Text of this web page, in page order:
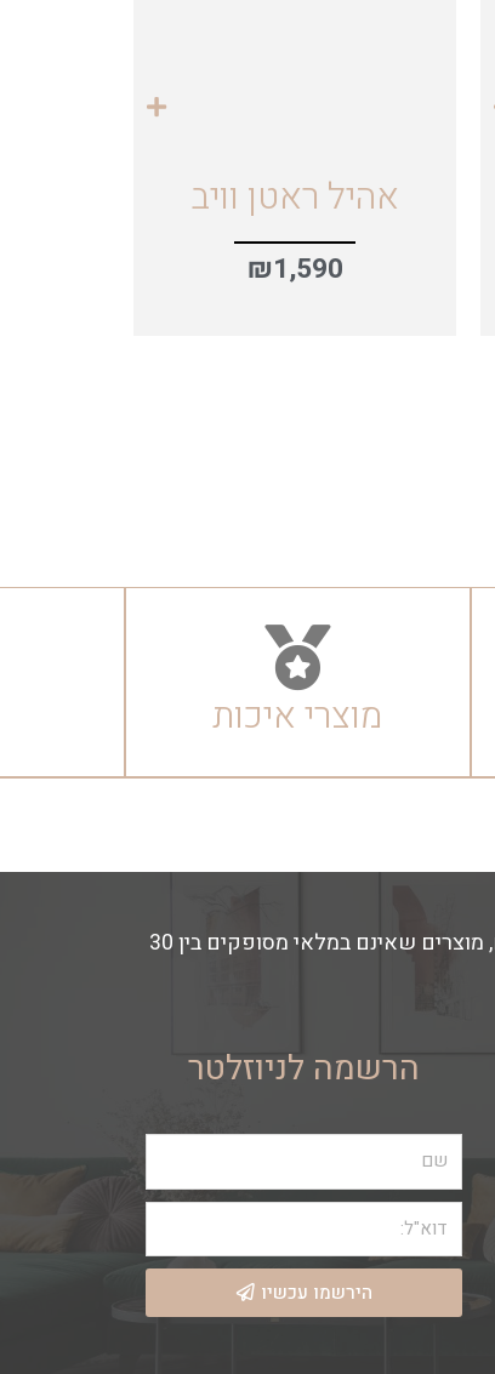
אהיל ראטן וויב
₪1,590
מוצרי איכות
זמני האספקה משתנים בהתאם למלאי החנות- מוצרים הקיימים במלאי מסופקים באספקה מהירה עד 14 ימי עסקים, מוצרים שאינם במלאי מסופקים בין 30
הרשמה לניוזלטר
הירשמו עכשיו